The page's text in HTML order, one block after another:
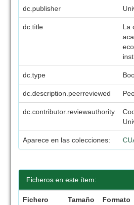
dc.publisher
dc.title
La
dc.type
dc.description.peerreviewed
dc.contributor.reviewauthority
Aparece en las colecciones:
Ficheros en este ítem:
Fichero Tamaño Formato